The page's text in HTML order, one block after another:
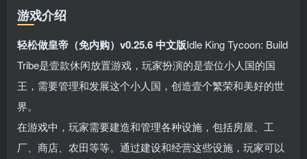
游戏介绍
轻松做皇帝（免内购）v0.25.6 中文版Idle King Tycoon: Build
Tribe是壹款休闲放置游戏，玩家扮演的是壹位小人国的国
王，需要管理和发展这个小人国，创造壹个繁荣和美好的世
界。
在游戏中，玩家需要建造和管理各种设施，包括房屋、工
厂、商店、农田等等。通过建设和经营这些设施，玩家可以